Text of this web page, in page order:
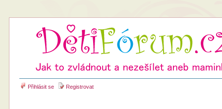
Přihlásit se Registrovat